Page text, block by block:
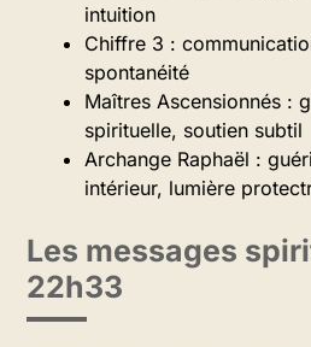
intuition
Chiffre 3 :
spontanéité
Maîtres Ascensionnés :
spirituelle, soutien subtil
Archange Raphaël :
intérieur, lumière
Les messages
22h33